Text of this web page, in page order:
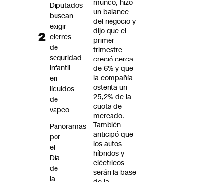
mundo, hizo
un balance
del negocio y
dijo que el
primer
trimestre
creció cerca
de 6% y que
la compañía
ostenta un
25,2% de la
cuota de
mercado.
También
anticipó que
los autos
híbridos y
eléctricos
serán la base
Diputados
buscan
exigir
cierres
de
seguridad
infantil
en
líquidos
de
vapeo
Panoramas
por
el
Día
de
la